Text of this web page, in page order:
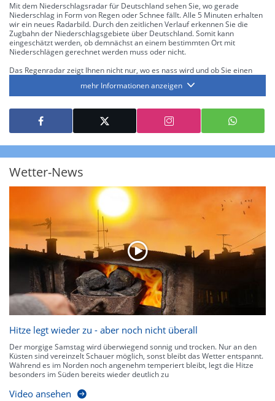
Mit dem Niederschlagsradar für Deutschland sehen Sie, wo gerade
Niederschlag in Form von Regen oder Schnee fällt. Alle 5 Minuten erhalten
wir ein neues Radarbild. Durch den zeitlichen Verlauf erkennen Sie die
Zugbahn der Niederschlagsgebiete über Deutschland. Somit kann
eingeschätzt werden, ob demnächst an einem bestimmten Ort mit
Niederschlägen gerechnet werden muss oder nicht.
Das Regenradar zeigt Ihnen nicht nur, wo es nass wird und ob Sie einen
die Niederschlagsintensität. Diese bezieht sich laut offiziellen Richtlinien
jeweils auf die Niederschlagsmenge in l/m² pro Stunde Regen- bzw.
Schneefall. Die 6 Stufen sind wie folgt gegliedert: Die hellen Blautöne
symbolisieren leichte bis mäßige Regen- bzw. Schneefälle mit einer
Intensität bis 8.1 l/m² pro Stunde. Dunkelblau repräsentiert mäßige bis
starke Niederschläge bis 35 l/m² pro Stunde. Hier können bereits Gewitter
auftreten. Extreme bzw. unwetterartige Niederschlagsereignisse mit
über 150 l/m² pro Stunde an. Solche
Neben der Niederschlagsintensität kann auch die Zuggeschwindigkeit der
Niederschlagsgebiete und damit die Niederschlagsdauer abgeschätzt
werden. Neben der 5-minütigen Radaraufzeichnung gibt es eine
Niederschlagsprognose
für die nächsten 2 Stunden. So sehen Sie genau,
wann und wo in Deutschland mit Regen oder Schneefall zu rechnen ist bzw.
kennen zu jeder Zeit den genauen Verlauf einer Niederschlagsfront.
mehr Informationen anzeigen
Wetter-News
Hitze legt wieder zu - aber noch nicht überall
Der morgige Samstag wird überwiegend sonnig und trocken. Nur an den
Küsten sind vereinzelt Schauer möglich, sonst bleibt das Wetter entspannt.
Während es im Norden noch angenehm temperiert bleibt, legt die Hitze
besonders im Süden bereits wieder deutlich zu
Video ansehen